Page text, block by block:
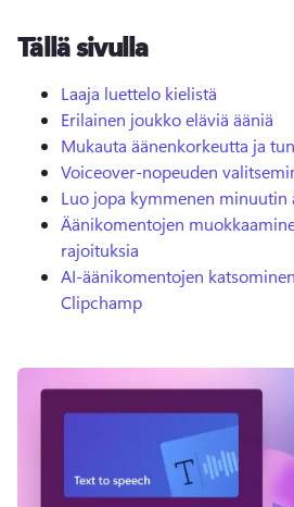
Tällä sivulla
Laaja luettelo kielistä
Erilainen joukko eläviä ääniä
Mukauta äänenkorkeutta ja
Voiceover-nopeuden
Luo jopa kymmenen minuutin
Äänikomentojen
rajoituksia
AI-äänikomentojen
Clipchamp